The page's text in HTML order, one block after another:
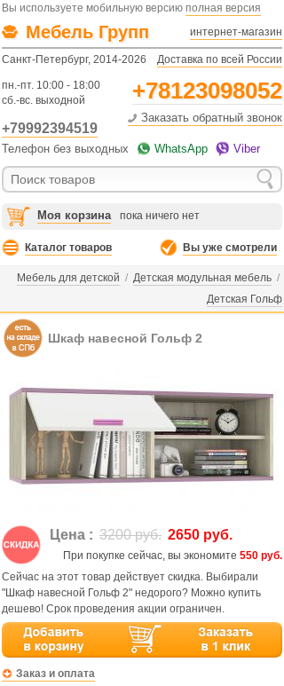
Вы используете мобильную версию полная версия
Мебель Групп интернет-магазин
Санкт-Петербург, 2014-2026 Доставка по всей России
пн.-пт. 10:00 - 18:00
сб.-вс. выходной
+78123098052
+79992394519
Заказать обратный звонок
Телефон без выходных WhatsApp Viber
Моя корзина пока ничего нет
Каталог товаров Вы уже смотрели
Мебель для детской / Детская модульная мебель /
Детская Гольф
Шкаф навесной Гольф 2
Цена : 3200 руб. 2650 руб.
При покупке сейчас, вы экономите 550 руб.
Сейчас на этот товар действует скидка. Выбирали
"Шкаф навесной Гольф 2" недорого? Можно купить
дешево! Срок проведения акции ограничен.
Заказ и оплата